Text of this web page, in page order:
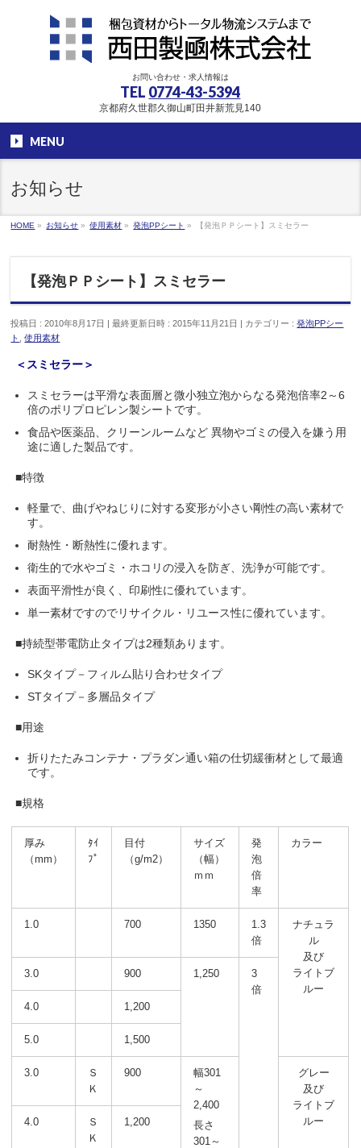
お問い合わせ・求人情報は
TEL 0774-43-5394
京都府久世郡久御山町田井新荒見140
MENU
お知らせ
HOME » お知らせ » 使用素材 » 発泡PPシート » 【発泡ＰＰシート】スミセラー
【発泡ＰＰシート】スミセラー
投稿日 : 2010年8月17日 最終更新日時 : 2015年11月21日 カテゴリー :発泡PPシー
ト
,使用素材
＜スミセラー＞
スミセラーは平滑な表面層と微小独立泡からなる発泡倍率2～6
倍のポリプロピレン製シートです。
食品や医薬品、クリーンルームなど 異物やゴミの侵入を嫌う用
途に適した製品です。
■特徴
軽量で、曲げやねじりに対する変形が小さい剛性の高い素材で
す。
耐熱性・断熱性に優れます。
衛生的で水やゴミ・ホコリの浸入を防ぎ、洗浄が可能です。
表面平滑性が良く、印刷性に優れています。
単一素材ですのでリサイクル・リユース性に優れています。
■持続型帯電防止タイプは2種類あります。
SKタイプ－フィルム貼り合わせタイプ
STタイプ－多層品タイプ
■用途
折りたたみコンテナ・プラダン通い箱の仕切緩衝材として最適
です。
■規格
厚み
（mm）
ﾀｲ
ﾌﾟ
目付
（g/m2）
サイズ
（幅）
ｍｍ
発
泡
倍
率
カラー
1.0 700 1350
1.3
倍
ナチュラ
ル
及び
ライトブ
ルー
3.0 900 1,250
3
倍
4.0
1,200
5.0 1,500
3.0
Ｓ
Ｋ
900
幅301
～
2,400
長さ
301～
グレー
及び
ライトブ
ルー
4.0
Ｓ
Ｋ
1,200